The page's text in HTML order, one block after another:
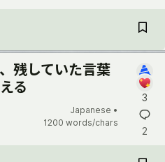
残していた言葉
る
Japanese •
1200 words/chars
3
2